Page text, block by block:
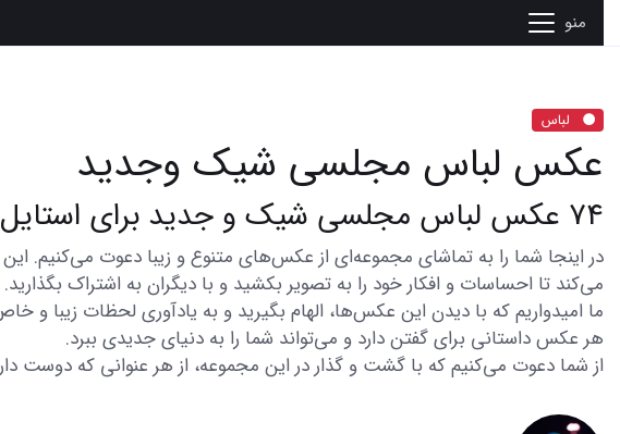
منو
لباس
عکس لباس مجلسی شیک وجدید
74 عکس لباس مجلسی شیک و جدید برای استایل شما
می‌کند تا احساسات و افکار خود را به تصویر بکشید و با دیگران به اشتراک بگذارید.
ما امیدواریم که با دیدن این عکس‌ها، الهام بگیرید و به یادآوری لحظات زیبا و
هر عکس داستانی برای گفتن دارد و می‌تواند شما را به دنیای جدیدی ببرد.
از شما دعوت می‌کنیم که با گشت و گذار در این مجموعه، از هر عنوانی که دوست